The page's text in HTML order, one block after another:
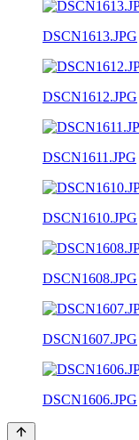
DSCN1613.JPG
DSCN1612.JPG
DSCN1611.JPG
DSCN1610.JPG
DSCN1608.JPG
DSCN1607.JPG
DSCN1606.JPG